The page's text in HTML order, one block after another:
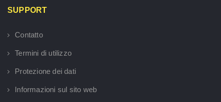
SUPPORT
Contatto
Termini di utilizzo
Protezione dei dati
Informazioni sul sito web